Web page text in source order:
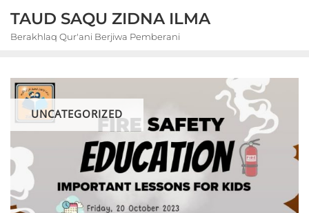
content
TAUD SAQU ZIDNA ILMA
Berakhlaq Qur'ani Berjiwa Pemberani
UNCATEGORIZED